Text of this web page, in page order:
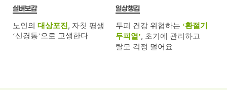
실버보감
노인의대상포진, 자칫 평생
‘신경통’으로 고생한다
일상챙김
두피 건강 위협하는 ‘환절기
두피열’, 초기에 관리하고
탈모 걱정 덜어요